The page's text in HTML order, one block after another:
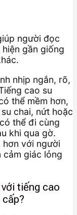
người đọc
gần giống
nhịp ngắn, rõ,
cao su
thể mềm hơn,
chai, nứt hoặc
thể đi cùng
khi qua gờ.
hơn với người
cảm giác lỏng
tiếng cao